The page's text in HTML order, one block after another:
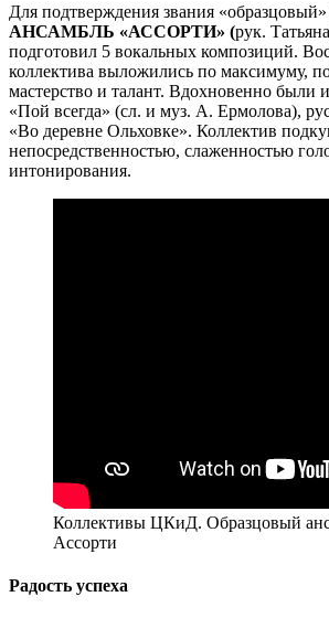
Для подтверждения звания «образцовый»
АНСАМБЛЬ «АССОРТИ» (рук.
подготовил 5 вокальных композиций.
коллектива выложились по максимуму,
мастерство и талант. Вдохновенно были
«Пой всегда» (сл. и муз. А. Ермолова),
«Во деревне Ольховке». Коллектив
непосредственностью, слаженностью
интонирования.
Коллективы ЦКиД. Образцовый
Ассорти
Радость успеха